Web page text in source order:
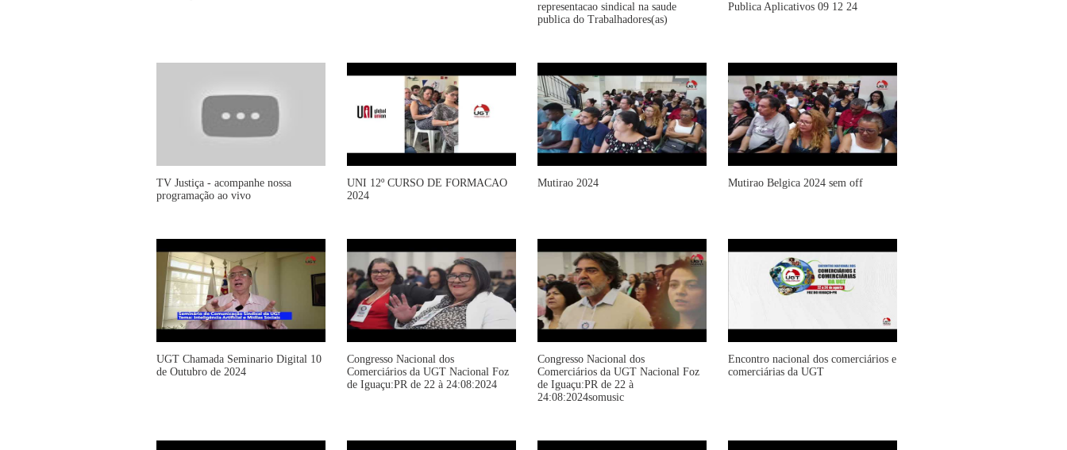
representacao sindical na saude
publica do Trabalhadores(as)
Publica Aplicativos 09 12 24
TV Justiça - acompanhe nossa
programação ao vivo
UNI 12º CURSO DE FORMACAO
2024
Mutirao 2024 Mutirao Belgica 2024 sem off
UGT Chamada Seminario Digital 10
de Outubro de 2024
Congresso Nacional dos
Comerciários da UGT Nacional Foz
de Iguaçu:PR de 22 à 24:08:2024
Congresso Nacional dos
Comerciários da UGT Nacional Foz
de Iguaçu:PR de 22 à
24:08:2024somusic
Encontro nacional dos comerciários e
comerciárias da UGT